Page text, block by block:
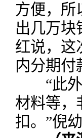
方便，所
出几万块
红说，这
内分期付
“此外
材料等，
扣。”倪